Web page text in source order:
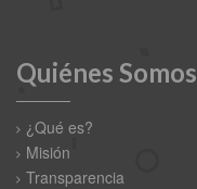
Quiénes Somos
¿Qué es?
Misión
Transparencia